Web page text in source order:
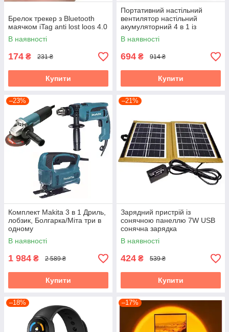
Брелок трекер з Bluetooth
маячком iTag anti lost loos 4.0
В наявності
174 ₴ 231 ₴
Купити
Портативний настільний
вентилятор настільний
акумуляторний 4 в 1 із
сонячною панеллю для
кемпінгу та дому
В наявності
694 ₴ 914 ₴
Купити
–23%
Комплект Makita 3 в 1 Дриль,
лобзик, Болгарка/Міта три в
одному
В наявності
1 984 ₴ 2 589 ₴
Купити
–21%
Зарядний пристрій із
сонячною панеллю 7W USB
сонячна зарядка
В наявності
424 ₴ 539 ₴
Купити
–18% –17%